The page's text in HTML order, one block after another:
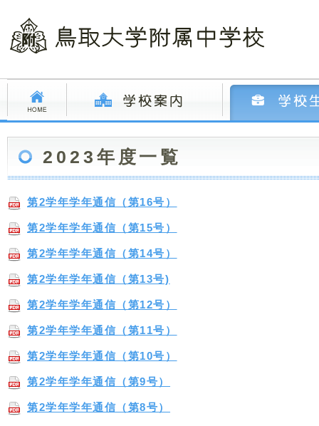
2023年度一覧
第2学年学年通信（第16号）
第2学年学年通信（第15号）
第2学年学年通信（第14号）
第2学年学年通信（第13号)
第2学年学年通信（第12号）
第2学年学年通信（第11号）
第2学年学年通信（第10号）
第2学年学年通信（第9号）
第2学年学年通信（第8号）